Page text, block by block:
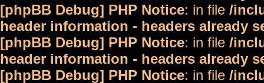
[phpBB Debug] PHP Notice: in file /
header information - headers already
[phpBB Debug] PHP Notice: in file /
header information - headers already
[phpBB Debug] PHP Notice: in file /